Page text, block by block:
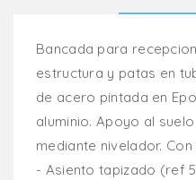
Bancada para
estructura y patas en
de acero pintada en
aluminio. Apoyo al suelo
mediante nivelador.
- Asiento tapizado (ref